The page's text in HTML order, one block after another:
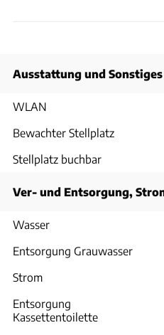
Ausstattung und Sonstiges
WLAN
Bewachter Stellplatz
Stellplatz buchbar
Ver- und Entsorgung,
Wasser
Entsorgung Grauwasser
Strom
Entsorgung
Kassettentoilette